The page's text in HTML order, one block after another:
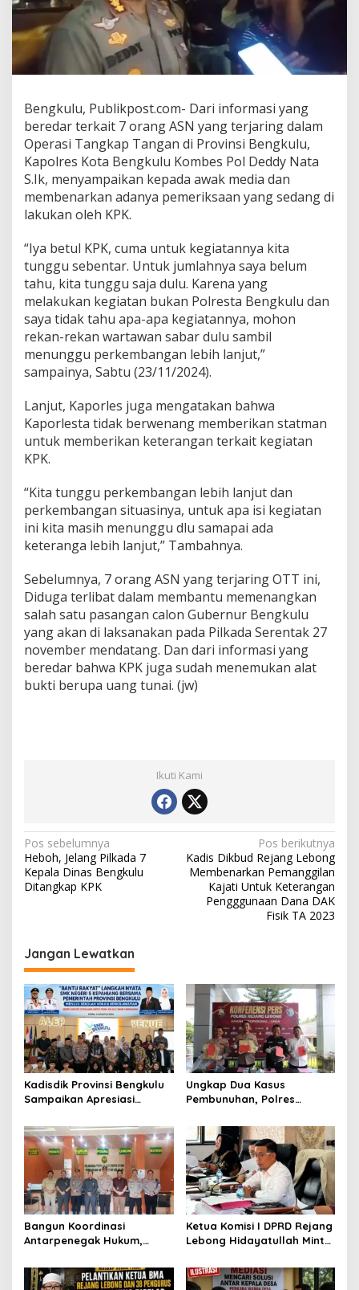
Bengkulu, Publikpost.com- Dari informasi yang
beredar terkait 7 orang ASN yang terjaring dalam
Operasi Tangkap Tangan di Provinsi Bengkulu,
Kapolres Kota Bengkulu Kombes Pol Deddy Nata
S.Ik, menyampaikan kepada awak media dan
membenarkan adanya pemeriksaan yang sedang di
lakukan oleh KPK.
“Iya betul KPK, cuma untuk kegiatannya kita
tunggu sebentar. Untuk jumlahnya saya belum
tahu, kita tunggu saja dulu. Karena yang
melakukan kegiatan bukan Polresta Bengkulu dan
saya tidak tahu apa-apa kegiatannya, mohon
rekan-rekan wartawan sabar dulu sambil
menunggu perkembangan lebih lanjut,”
sampainya, Sabtu (23/11/2024).
Lanjut, Kaporles juga mengatakan bahwa
Kaporlesta tidak berwenang memberikan statman
untuk memberikan keterangan terkait kegiatan
KPK.
“Kita tunggu perkembangan lebih lanjut dan
perkembangan situasinya, untuk apa isi kegiatan
ini kita masih menunggu dlu samapai ada
keteranga lebih lanjut,” Tambahnya.
Sebelumnya, 7 orang ASN yang terjaring OTT ini,
Diduga terlibat dalam membantu memenangkan
salah satu pasangan calon Gubernur Bengkulu
yang akan di laksanakan pada Pilkada Serentak 27
november mendatang. Dan dari informasi yang
beredar bahwa KPK juga sudah menemukan alat
bukti berupa uang tunai. (jw)
Ikuti Kami
Navigasi
pos
Pos sebelumnya
Heboh, Jelang Pilkada 7
Kepala Dinas Bengkulu
Ditangkap KPK
Pos berikutnya
Kadis Dikbud Rejang Lebong
Membenarkan Pemanggilan
Kajati Untuk Keterangan
Pengggunaan Dana DAK
Fisik TA 2023
Jangan Lewatkan
Kadisdik Provinsi Bengkulu
Sampaikan Apresiasi
Plt. Kepala SMKN 5
Kepahiang Bagikan 215
Sepatu Dan Baju Gratis
Ungkap Dua Kasus
Pembunuhan, Polres
Kronologi dan Motif Para
Tersangka
Bangun Koordinasi
Antarpenegak Hukum,
Silaturahmi ke PN Curup
Ketua Komisi I DPRD Rejang
Lebong Hidayatullah Minta
Pelantikan Pengurus BMA